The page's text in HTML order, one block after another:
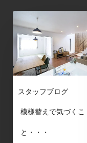
スタッフブログ
模様替えで気づくこ
と・・・